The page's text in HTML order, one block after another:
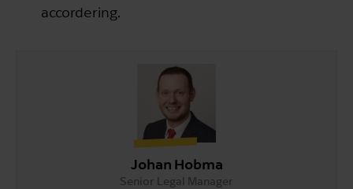
accordering.
Johan Hobma
Senior Legal Manager